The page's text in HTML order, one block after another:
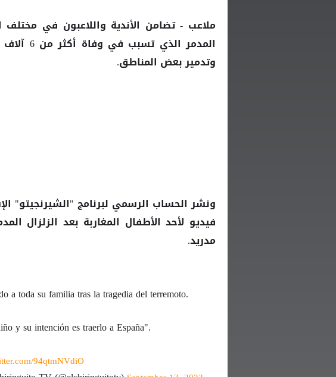
ملاعب - تضامن الأندية واللاعبون في مختلف
المدمر
وتدمير بعض المناطق.
ونشر الحساب الرسمي لبرنامج "الشيرنجيتو"
فيديو لأحد الأطفال المغاربة بعد الزلزال
مدريد.
toda su familia tras la tragedia del terremoto.
y su intención es traerlo a España".
94qtmNVdiO